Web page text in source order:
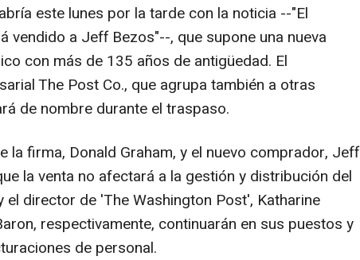
este lunes por la tarde con la noticia --"El
vendido a Jeff Bezos"--, que supone una nueva
con más de 135 años de antigüedad. El
The Post Co., que agrupa también a otras
de nombre durante el traspaso.
la firma, Donald Graham, y el nuevo comprador, Jeff
la venta no afectará a la gestión y distribución del
el director de 'The Washington Post', Katharine
respectivamente, continuarán en sus puestos y
de personal.